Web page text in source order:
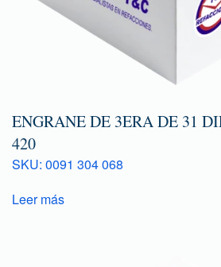
ENGRANE DE 3ERA DE 31
420
SKU: 0091 304 068
Leer más